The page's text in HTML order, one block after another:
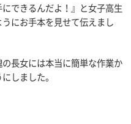
できるんだよ！』と女子高生
にお手本を見せて伝えまし
長女には本当に簡単な作業か
しました。